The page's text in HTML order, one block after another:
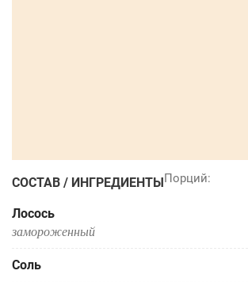
СОСТАВ / ИНГРЕДИЕНТЫ
Лосось
замороженный
Соль